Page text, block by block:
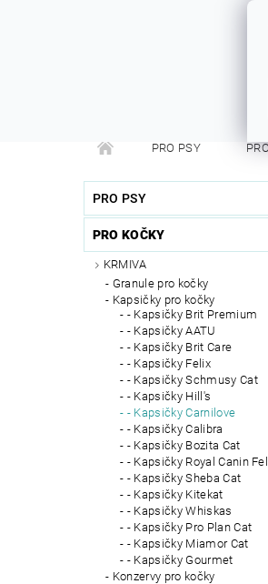
PRO PSY
PRO FRETKY
PRO PSY
PRO KOČKY
KRMIVA
Granule pro kočky
Kapsičky pro kočky
- Kapsičky Brit Premium
- Kapsičky AATU
- Kapsičky Brit Care
- Kapsičky Felix
- Kapsičky Schmusy Cat
- Kapsičky Hill's
- Kapsičky Carnilove
- Kapsičky Calibra
- Kapsičky Bozita Cat
- Kapsičky Royal Canin
- Kapsičky Sheba Cat
- Kapsičky Kitekat
- Kapsičky Whiskas
- Kapsičky Pro Plan Cat
- Kapsičky Miamor Cat
- Kapsičky Gourmet
Konzervy pro kočky